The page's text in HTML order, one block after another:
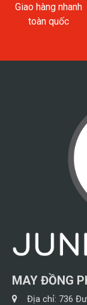
Giao hàng nhanh
toàn quốc
MAY ĐỒNG
Địa chỉ: 736